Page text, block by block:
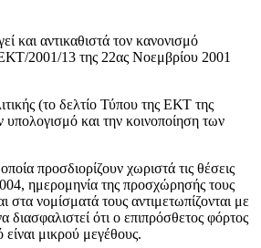
και αντικαθιστά τον κανονισμό
ΕΚΤ/2001/13 της 22ας Νοεμβρίου 2001
(το δελτίο Τύπου της ΕΚΤ της
υπολογισμό και την κοινοποίηση των
προσδιορίζουν χωριστά τις θέσεις
, ημερομηνία της προσχώρησής τους
στα νομίσματά τους αντιμετωπίζονται με
διασφαλιστεί ότι ο επιπρόσθετος φόρτος
είναι μικρού μεγέθους.